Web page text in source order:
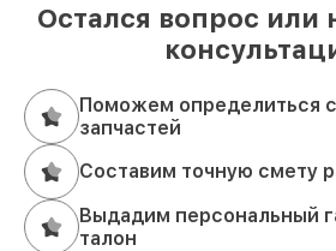
Остался вопрос или
Поможем определиться
запчастей
Составим точную смету
Выдадим персональный
талон